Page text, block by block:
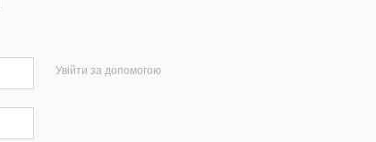
Увійти за допомогою